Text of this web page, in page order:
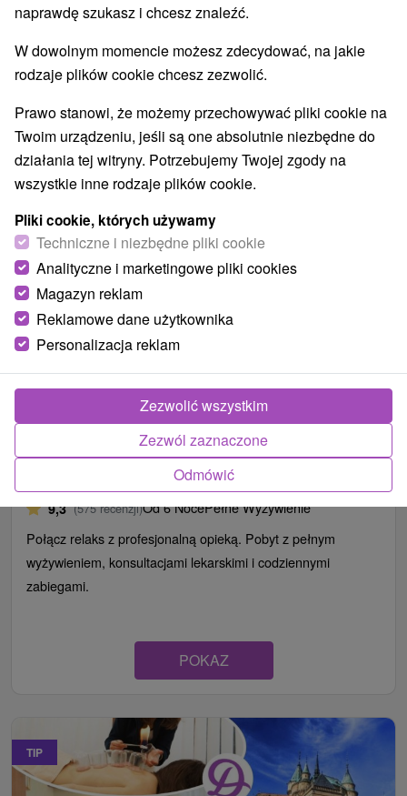
Lokalizacja
Západné Slovensko, Trenčiansky kraj, Prievidza,
Zadzwoń do nas - +421 2 21 02 57 57
od367,79zł
/noc/osoba
Pobyt uzdrowiskowy KLASYCZNY: Pobyt
regeneracyjny z opieką lekarską
9,3 (575 recenzji)Od 6 NocePełne Wyżywienie
Połącz relaks z profesjonalną opieką. Pobyt z pełnym
wyżywieniem, konsultacjami lekarskimi i codziennymi
zabiegami.
POKAZ
TIP
naprawdę szukasz i chcesz znaleźć.
W dowolnym momencie możesz zdecydować, na jakie
rodzaje plików cookie chcesz zezwolić.
Prawo stanowi, że możemy przechowywać pliki cookie na
Twoim urządzeniu, jeśli są one absolutnie niezbędne do
działania tej witryny. Potrzebujemy Twojej zgody na
wszystkie inne rodzaje plików cookie.
Pliki cookie, których używamy
Techniczne i niezbędne pliki cookie
Analityczne i marketingowe pliki cookies
Magazyn reklam
Reklamowe dane użytkownika
Personalizacja reklam
Odmówić
Zezwól zaznaczone
Zezwolić wszystkim